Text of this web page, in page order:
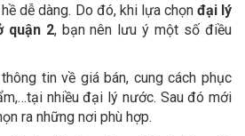
dễ dàng. Do đó, khi lựa chọn đại lý
quận 2, bạn nên lưu ý một số điều
tin về giá bán, cung cách phục
nhiều đại lý nước. Sau đó mới
ra những nơi phù hợp.